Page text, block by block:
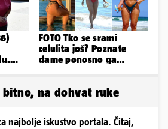
FOTO Tko se srami
celulita još? Poznate
dame ponosno ga
bitno, na dohvat ruke
najbolje iskustvo portala. Čitaj,